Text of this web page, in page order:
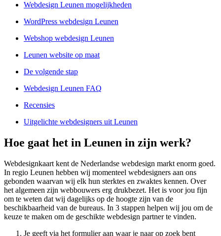
Webdesign Leunen mogelijkheden
WordPress webdesign Leunen
Webshop webdesign Leunen
Leunen website op maat
De volgende stap
Webdesign Leunen FAQ
Recensies
Uitgelichte webdesigners uit Leunen
Hoe gaat het in Leunen in zijn werk?
Webdesignkaart kent de Nederlandse webdesign markt enorm goed.
In regio Leunen hebben wij momenteel webdesigners aan ons
gebonden waarvan wij elk hun sterktes en zwaktes kennen. Over
het algemeen zijn webbouwers erg drukbezet. Het is voor jou fijn
om te weten dat wij dagelijks op de hoogte zijn van de
beschikbaarheid van de bureaus. In 3 stappen helpen wij jou om de
keuze te maken om de geschikte webdesign partner te vinden.
Je geeft via het formulier aan waar je naar op zoek bent